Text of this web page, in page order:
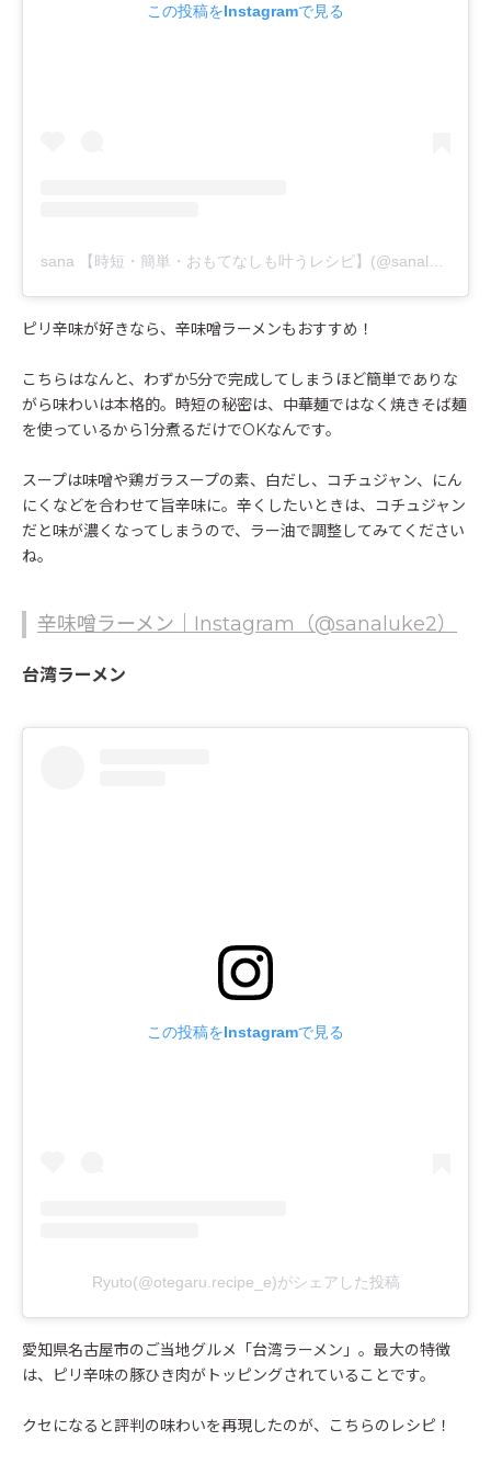
この投稿をInstagramで見る
ピリ辛味が好きなら、辛味噌ラーメンもおすすめ！
こちらはなんと、わずか5分で完成してしまうほど簡単でありな
がら味わいは本格的。時短の秘密は、中華麺ではなく焼きそば麺
を使っているから1分煮るだけでOKなんです。
スープは味噌や鶏ガラスープの素、白だし、コチュジャン、にん
にくなどを合わせて旨辛味に。辛くしたいときは、コチュジャン
だと味が濃くなってしまうので、ラー油で調整してみてください
ね。
辛味噌ラーメン｜Instagram（@sanaluke2）
台湾ラーメン
この投稿をInstagramで見る
Ryuto(@otegaru.recipe_e)がシェアした投稿
愛知県名古屋市のご当地グルメ「台湾ラーメン」。最大の特徴
は、ピリ辛味の豚ひき肉がトッピングされていることです。
クセになると評判の味わいを再現したのが、こちらのレシピ！